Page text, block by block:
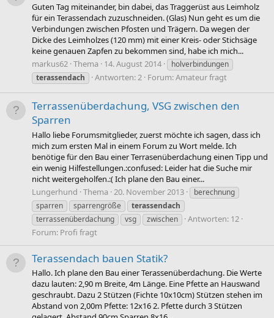
Guten Tag miteinander, bin dabei, das Traggerüst aus Leimholz
für ein Terassendach zuzuschneiden. (Glas) Nun geht es um die
Verbindungen zwischen Pfosten und Trägern. Da wegen der
Dicke des Leimholzes (120 mm) mit einer Kreis- oder Stichsäge
keine genauen Zapfen zu bekommen sind, habe ich mich...
markus62 Thema 14. August 2014
holverbindungen
terassendach
Antworten: 2 Forum:Amateur fragt
Terrassenüberdachung, VSG zwischen den
Sparren
Hallo liebe Forumsmitglieder, zuerst möchte ich sagen, dass ich
mich zum ersten Mal in einem Forum zu Wort melde. Ich
benötige für den Bau einer Terrasenüberdachung einen Tipp und
ein wenig Hilfestellungen.:confused: Leider hat die Suche mir
nicht weitergeholfen.:( Ich plane den Bau einer...
Lungerhund Thema 20. November 2013
berechnung
sparren
sparrengröße
terassendach
terrassenüberdachung
vsg zwischen
Antworten: 12
Forum: Profi fragt
Terassendach bauen Statik?
Hallo. Ich plane den Bau einer Terassenüberdachung. Die Werte
dazu lauten: 2,90 m Breite, 4m Länge. Eine Pfette an Hauswand
geschraubt. Dazu 2 Stützen (Fichte 10x10cm) Stützen stehen im
Abstand von 2,00m Pfette: 12x16 2. Pfette durch 3 Stützen